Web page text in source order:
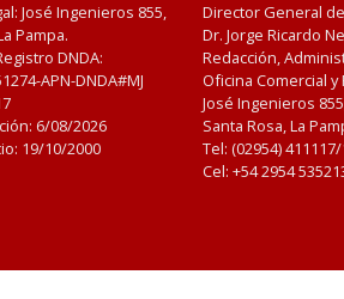
José Ingenieros 855,
Pampa.
DNDA:
APN-DNDA#MJ
6/08/2026
19/10/2000
Director General
Dr. Jorge Ricardo
Redacción,
Oficina Comercial
José Ingenieros
Santa Rosa, La
Tel: (02954)
Cel: +54 2954